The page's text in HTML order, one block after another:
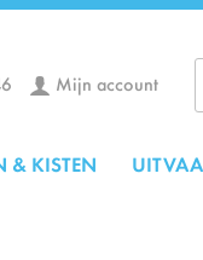
Mijn account
& KISTEN